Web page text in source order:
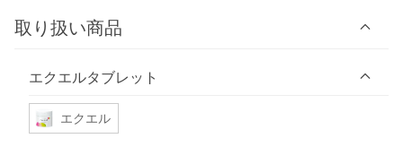
取り扱い商品
エクエルタブレット
エクエル